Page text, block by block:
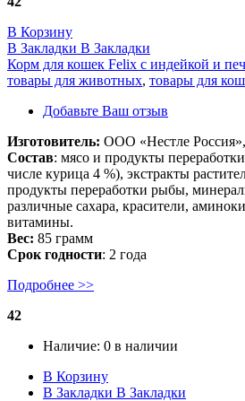
В Корзину
В Закладки В Закладки
Корм для кошек Felix с индейкой и
товары для животных, товары для
Добавьте Ваш отзыв
Изготовитель: ООО «Нестле
Состав: мясо и продукты
числе курица 4 %), экстракты
продукты переработки рыбы,
различные сахара, красители,
витамины.
Вес: 85 грамм
Срок годности: 2 года
Подробнее >>
42
Наличие: 0 в наличии
В Корзину
В Закладки В Закладки